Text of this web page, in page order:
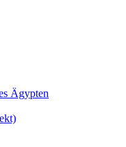
Ägypten